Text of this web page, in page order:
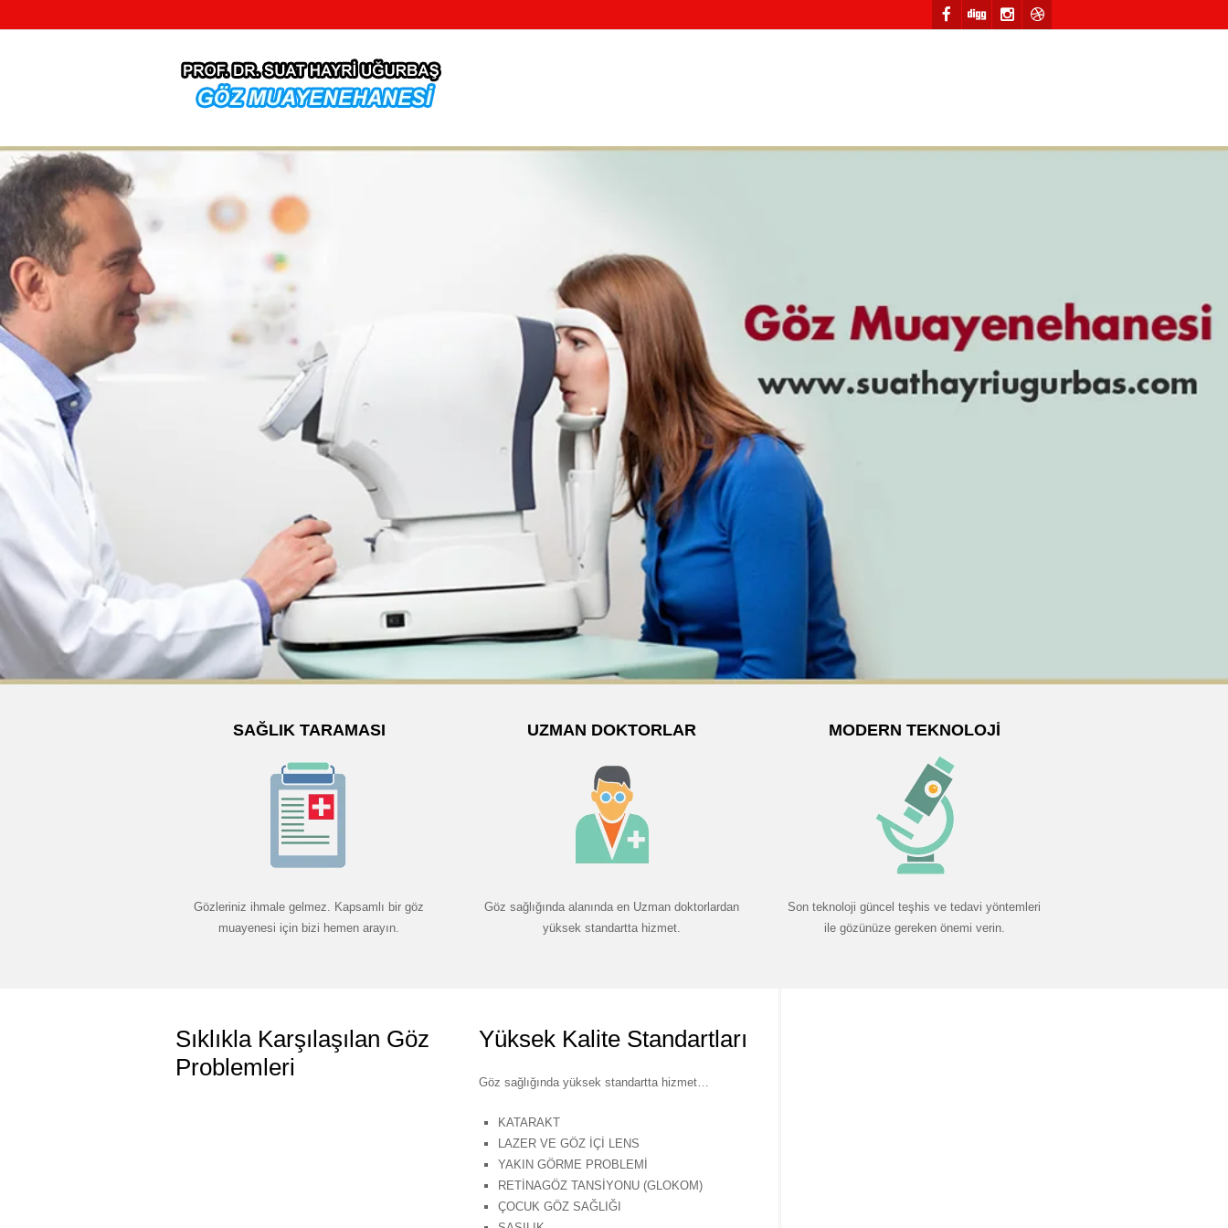
SAĞLIK TARAMASI
Gözleriniz ihmale gelmez. Kapsamlı bir göz
muayenesi için bizi hemen arayın.
UZMAN DOKTORLAR
Göz sağlığında alanında en Uzman doktorlardan
yüksek standartta hizmet.
MODERN TEKNOLOJI
Son teknoloji güncel teşhis ve tedavi yöntemleri
ile gözünüze gereken önemi verin.
Sıklıkla Karşılaşılan Göz
Problemleri
Yüksek Kalite Standartları
Göz sağlığında yüksek standartta hizmet…
KATARAKT
LAZER VE GÖZ İÇİ LENS
YAKIN GÖRME PROBLEMİ
RETİNAGÖZ TANSİYONU (GLOKOM)
ÇOCUK GÖZ SAĞLIĞI